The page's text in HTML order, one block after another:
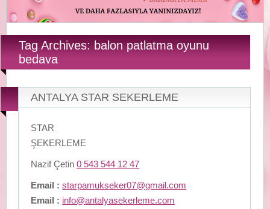
Tag Archives: balon patlatma oyunu
bedava
ANTALYA STAR SEKERLEME
STAR
ŞEKERLEME
Nazif Çetin0 543 544 12 47
Email : starpamukseker07@gmail.com
Email : info@antalyasekerleme.com